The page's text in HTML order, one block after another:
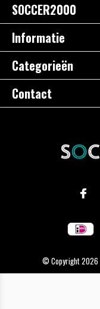
SOCCER2000
Informatie
Categorieën
Contact
© Copyright2026